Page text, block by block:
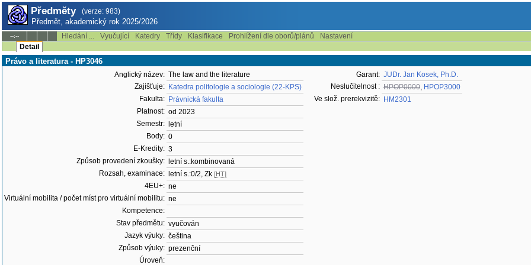
Předměty (verze: 983)
Předmět, akademický rok 2025/2026
--:-- Hledání ... Vyučující Katedry Třídy Klasifikace Prohlížení dle oborů/plánů
Nastavení
Detail
Právo a literatura - HP3046
Anglický název: The law and the literature
Zajišťuje: Katedra politologie a sociologie (22-KPS)
Fakulta: Právnická fakulta
Platnost: od 2023
Semestr:
letní
Body: 0
E-Kredity: 3
Způsob provedení zkoušky:
letní s.:kombinovaná
Rozsah, examinace:
letní s.:0/2, Zk [HT]
4EU+: ne
Virtuální mobilita / počet míst pro virtuální mobilitu: ne
Kompetence:
Stav předmětu: vyučován
Jazyk výuky: čeština
Způsob výuky: prezenční
Úroveň:
Garant: JUDr. Jan Kosek, Ph.D.
Neslučitelnost : HPOP0000, HPOP3000
Ve slož. prerekvizitě: HM2301